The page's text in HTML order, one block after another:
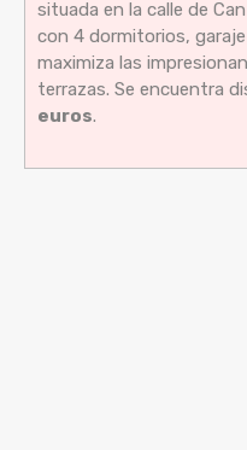
situada en la calle de
con 4 dormitorios,
maximiza las
terrazas. Se encuentra
euros.